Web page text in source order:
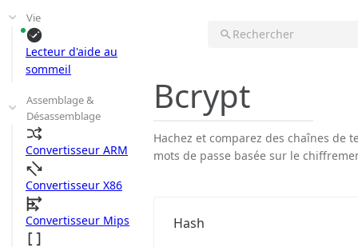
Vie
Lecteur d'aide au
sommeil
Assemblage &
Désassemblage
Convertisseur ARM
Convertisseur X86
Convertisseur Mips
Rechercher
Bcrypt
Hachez et comparez des chaînes de
mots de passe basée sur le
Hash